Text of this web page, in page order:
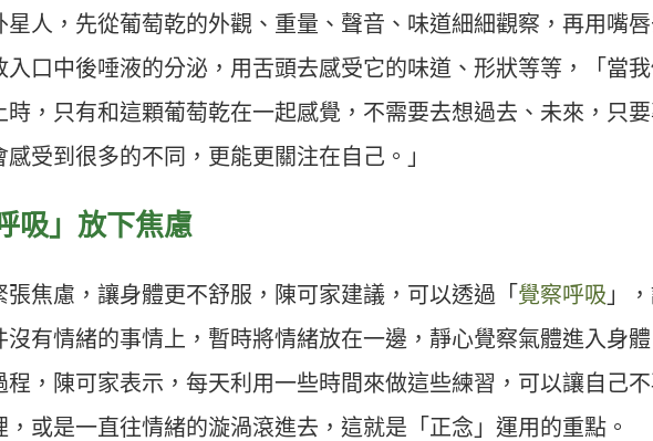
星人，先從葡萄乾的外觀、重量、聲音、味道細細觀察，再用嘴
入口中後唾液的分泌，用舌頭去感受它的味道、形狀等等，「當
時，只有和這顆葡萄乾在一起感覺，不需要去想過去、未來，只
受到很多的不同，更能更關注在自己。」
吸」放下焦慮
張焦慮，讓身體更不舒服，陳可家建議，可以透過「 覺察呼吸 」
沒有情緒的事情上，暫時將情緒放在一邊，靜心覺察氣體進入身
程，陳可家表示，每天利用一些時間來做這些練習，可以讓自己
，或是一直往情緒的漩渦滾進去，這就是「正念」運用的重點。